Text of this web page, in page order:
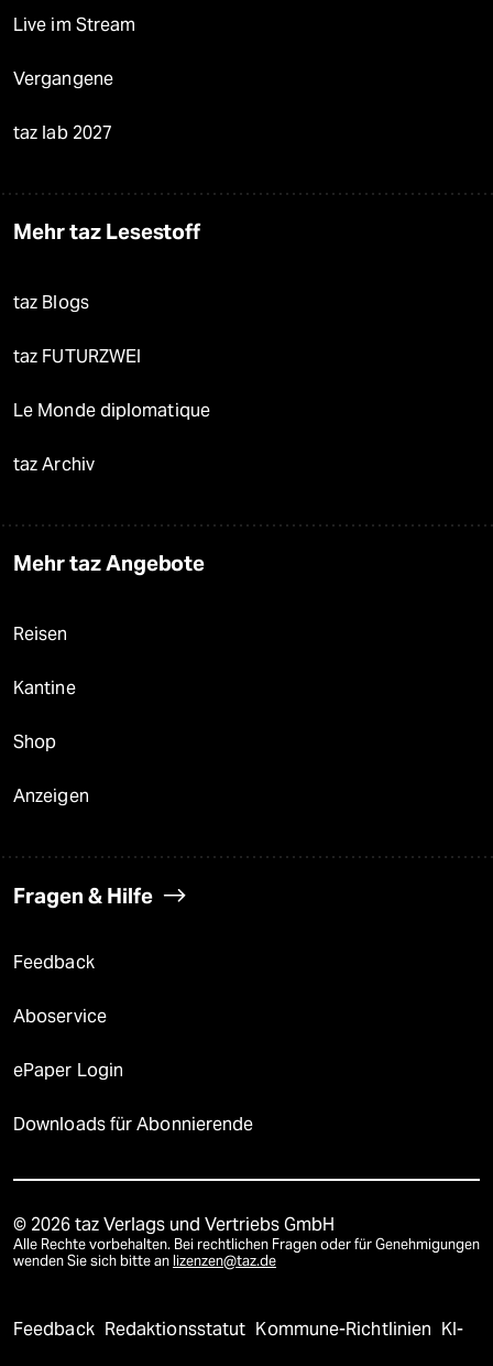
Live im Stream
Vergangene
taz lab 2027
Mehr taz Lesestoff
taz Blogs
taz FUTURZWEI
Le Monde diplomatique
taz Archiv
Mehr taz Angebote
Reisen
Kantine
Shop
Anzeigen
Fragen & Hilfe
Feedback
Aboservice
ePaper Login
Downloads für Abonnierende
© 2026 taz Verlags und Vertriebs GmbH
Alle Rechte vorbehalten. Bei rechtlichen Fragen oder für Genehmigungen
wenden Sie sich bitte an lizenzen@taz.de
Feedback Redaktionsstatut Kommune-Richtlinien KI-